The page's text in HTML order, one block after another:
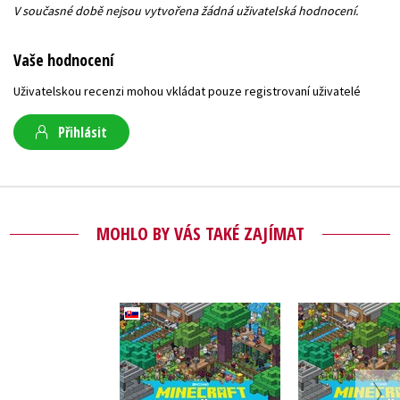
V současné době nejsou vytvořena žádná uživatelská hodnocení.
Vaše hodnocení
Uživatelskou recenzi mohou vkládat pouze registrovaní uživatelé
Přihlásit
MOHLO BY VÁS TAKÉ ZAJÍMAT
Minecraft - Chyťte
creepera a ďalších
mobov (slovensky)
Kolektiv
creepera